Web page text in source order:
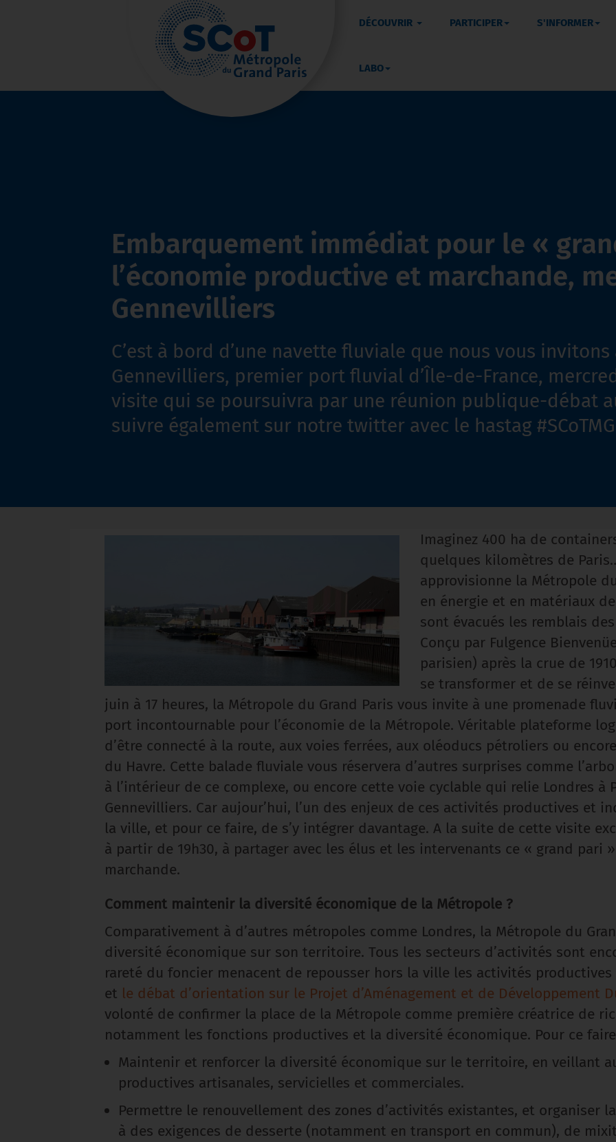
DÉCOUVRIR PARTICIPER S'INFORMER
LABO
Embarquement immédiat pour le «
l’économie productive et marchande,
Gennevilliers
C’est à bord d’une navette fluviale que nous vous
Gennevilliers, premier port fluvial d’Île-de-France,
visite qui se poursuivra par une réunion publique-débat
suivre également sur notre twitter avec le hastag
Imaginez 400 ha de
quelques kilomètres de
approvisionne la Métropole
en énergie et en matériaux
sont évacués les remblais
Conçu par Fulgence
parisien) après la crue de
se transformer et de se
juin à 17 heures, la Métropole du Grand Paris vous invite à une promenade
port incontournable pour l’économie de la Métropole. Véritable plateforme
d’être connecté à la route, aux voies ferrées, aux oléoducs pétroliers ou
du Havre. Cette balade fluviale vous réservera d’autres surprises comme
à l’intérieur de ce complexe, ou encore cette voie cyclable qui relie Londres à
Gennevilliers. Car aujour’hui, l’un des enjeux de ces activités productives et
la ville, et pour ce faire, de s’y intégrer davantage. A la suite de cette visite
à partir de 19h30, à partager avec les élus et les intervenants ce « grand pari
marchande.
Comment maintenir la diversité économique de la Métropole ?
Comparativement à d’autres métropoles comme Londres, la Métropole du
diversité économique sur son territoire. Tous les secteurs d’activités sont
rareté du foncier menacent de repousser hors la ville les activités
et le débat d’orientation sur le Projet d’Aménagement et de Développement
volonté de confirmer la place de la Métropole comme première créatrice de
notamment les fonctions productives et la diversité économique. Pour ce
Maintenir et renforcer la diversité économique sur le territoire, en veillant
productives artisanales, servicielles et commerciales.
Permettre le renouvellement des zones d’activités existantes, et organiser
à des exigences de desserte (notamment en transport en commun), de